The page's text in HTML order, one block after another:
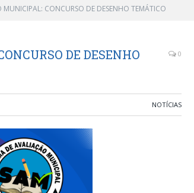
MUNICIPAL: CONCURSO DE DESENHO TEMÁTICO
DE DESENHO
0
NOTÍCIAS